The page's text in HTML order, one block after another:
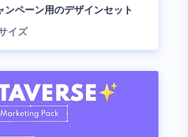
ンペーン用のデザインセット
イズ